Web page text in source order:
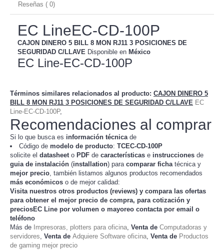
Reseñas ( 0)
EC LineEC-CD-100P
CAJON DINERO 5 BILL 8 MON RJ11 3 POSICIONES DE
SEGURIDAD C/LLAVE Disponible en México
EC Line-EC-CD-100P
Términos similares relacionados al producto: CAJON DINERO 5
BILL 8 MON RJ11 3 POSICIONES DE SEGURIDAD C/LLAVE EC
Line-EC-CD-100P,
Recomendaciones al comprar
Si lo que busca es información técnicade
Código de modelo de producto: TCEC-CD-100P
solicite el datasheeto PDF de características e instrucciones de
guia de instalación (installation) para comparar fichatécnica y
mejor precio, también listamos algunos productos recomendados
más económicos o de mejor calidad:
Visita nuestros otros productos (reviews) y compara las ofertas
para obtener el mejor precio de compra, para cotización y
preciosEC Line por volumen o mayoreo contacta por email o
teléfono
Más de Impresoras, plotters para oficina, Venta de Computadoras y
servidores, Venta de Adquiere Software oficina, Venta de Productos
de gaming mejor precio